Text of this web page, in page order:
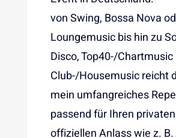
von Swing, Bossa Nova
Loungemusic bis hin zu
Disco, Top40-/Chartmusic
Club-/Housemusic reicht
mein umfangreiches
passend für Ihren
offiziellen Anlass wie z.